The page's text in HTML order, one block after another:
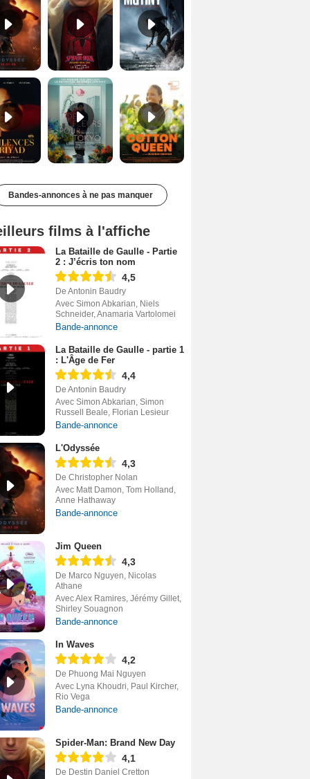
Les Silences de Riyad Bande-annonce VO STFR Cotton Queen Bande-annonce VO STFR
Bandes-annonces à ne pas manquer
films à l'affiche
La Bataille de Gaulle - Partie
2 : J’écris ton nom
4,5
De Antonin Baudry
Avec Simon Abkarian, Niels
Schneider, Anamaria Vartolomei
Bande-annonce
La Bataille de Gaulle - partie 1
: L'Âge de Fer
4,4
De Antonin Baudry
Avec Simon Abkarian, Simon
Russell Beale, Florian Lesieur
Bande-annonce
L'Odyssée
4,3
De Christopher Nolan
Avec Matt Damon, Tom Holland,
Anne Hathaway
Bande-annonce
Jim Queen
4,3
De Marco Nguyen, Nicolas
Athane
Avec Alex Ramires, Jérémy Gillet,
Shirley Souagnon
Bande-annonce
In Waves
4,2
De Phuong Mai Nguyen
Avec Lyna Khoudri, Paul Kircher,
Rio Vega
Bande-annonce
Spider-Man: Brand New Day
4,1
De Destin Daniel Cretton